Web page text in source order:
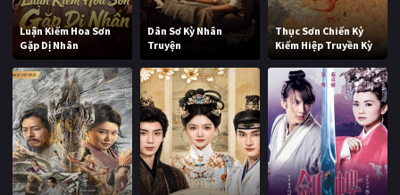
Luận Kiếm Hoa Sơn
Gặp Dị Nhân
Dân Sơ Kỳ Nhân
Truyện
Thục Sơn Chiến Kỷ
Kiếm Hiệp Truyền Kỳ